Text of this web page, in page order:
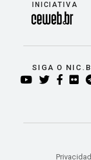
INICIATIVA
SIGA O
YOUTUBE